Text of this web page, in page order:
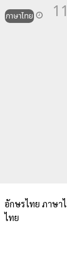
ภาษาไทย
อักษรไทย ภาษา
ไทย